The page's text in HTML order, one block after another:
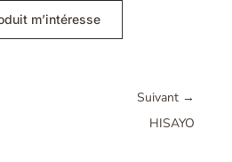
m’intéresse
Suivant →
HISAYO